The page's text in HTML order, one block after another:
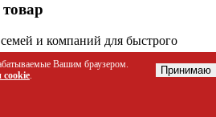
и компаний для быстрого
тарелок
кафе и деликатесных магазинов
нарезки
Вашим браузером.
cookie. Принимаю